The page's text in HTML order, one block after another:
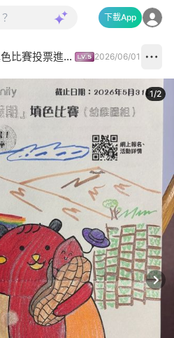
下載App
「我的Chill賞假期」填色比賽投票進行中✅ 2026/06/01
1/2